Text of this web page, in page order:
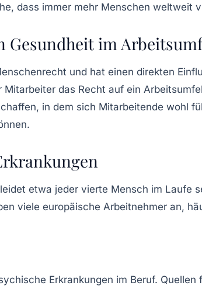
dass immer mehr Menschen weltweit
Gesundheit im
und hat einen direkten
das Recht auf ein
in dem sich Mitarbeitende wohl
etwa jeder vierte Mensch im Laufe
viele europäische Arbeitnehmer an,
Erkrankungen im Beruf.